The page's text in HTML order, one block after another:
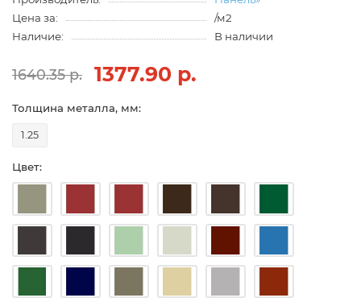
Цена за:
/м2
Наличие:
В наличии
1640.35 р. 1377.90 р.
Толщина металла, мм:
1.25
Цвет: